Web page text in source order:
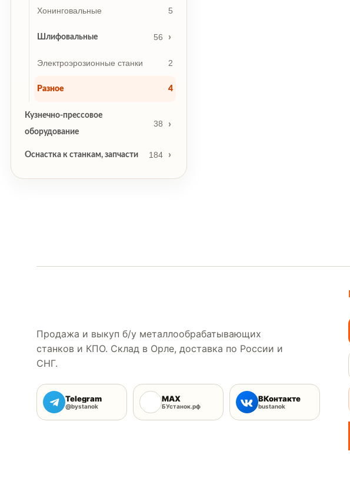
Хонинговальные 5
Шлифовальные 56
Электроэрозионные станки 2
Разное 4
Кузнечно-прессовое
оборудование
38
Оснастка к станкам, запчасти 184
Продажа и выкуп б/у металлообрабатывающих
станков и КПО. Склад в Орле, доставка по России и
СНГ.
Telegram
@bystanok
MAX
БУстанок.рф
ВКонтакте
bustanok